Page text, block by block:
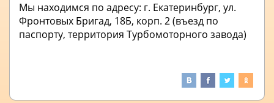
Мы находимся по адресу: г. Екатеринбург, ул.
Фронтовых Бригад, 18Б, корп. 2 (въезд по
паспорту, территория Турбомоторного завода)